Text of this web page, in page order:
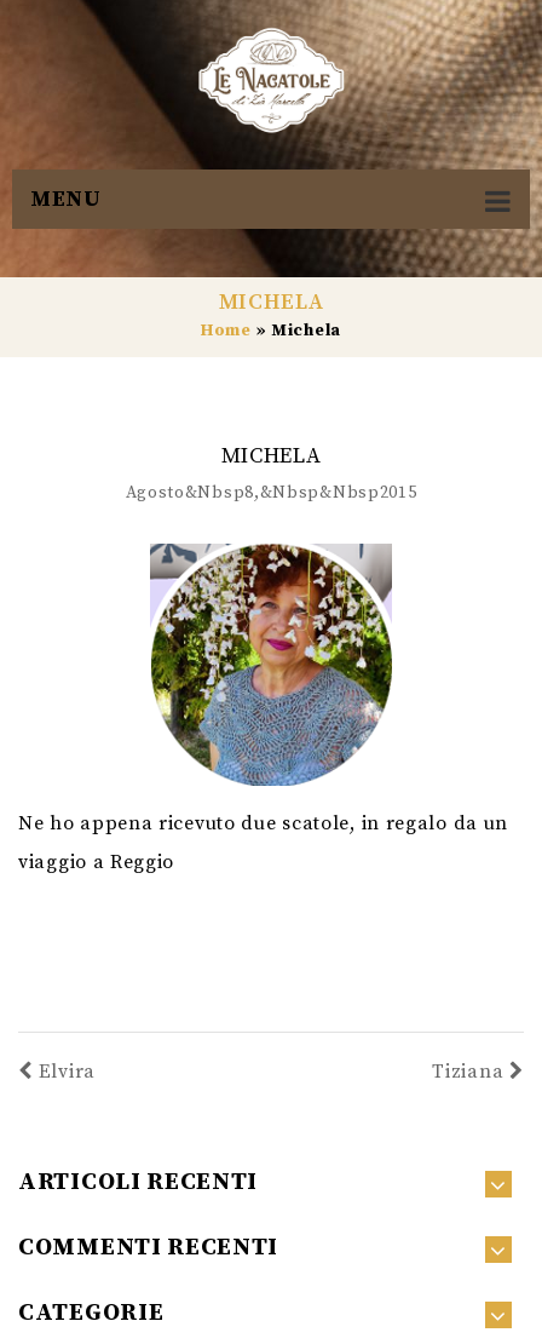
MENU
MICHELA
Home » Michela
MICHELA
Agosto&nbsp8,&nbsp&nbsp2015
Ne ho appena ricevuto due scatole, in regalo da un
viaggio a Reggio
Elvira Tiziana
ARTICOLI RECENTI
COMMENTI RECENTI
CATEGORIE